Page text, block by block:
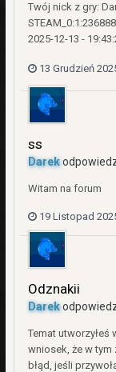
Twój nick z gry:
2025-12-13 -
13 Grudzień
ss
Darek
Witam na forum
19 Listopad
Odznakii
Darek
Temat utworzyłeś
wniosek, że w tym
błąd, jeśli